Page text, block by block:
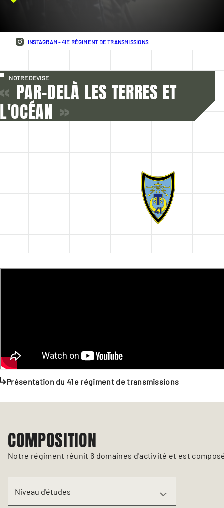
INSTAGRAM - 41E RÉGIMENT DE TRANSMISSIONS
NOTRE DEVISE
« PAR-DELÀ LES TERRES ET
L'OCÉAN »
Présentation du 41e régiment de transmissions
COMPOSITION
Notre régiment réunit 6 domaines d'activité et est
Niveau d'études